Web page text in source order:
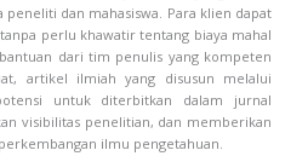
peneliti dan mahasiswa. Para klien dapat
perlu khawatir tentang biaya mahal
dari tim penulis yang kompeten
artikel ilmiah yang disusun melalui
untuk diterbitkan dalam jurnal
visibilitas penelitian, dan memberikan
ilmu pengetahuan.